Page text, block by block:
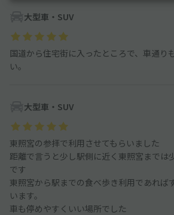
大型車・SUV
国道から住宅街に入ったところで、車通り
い。
大型車・SUV
東照宮の参拝で利用させてもらいました
距離で言うと少し駅側に近く東照宮までは
です
東照宮から駅までの食べ歩き利用であれば
います。
車も停めやすくいい場所でした